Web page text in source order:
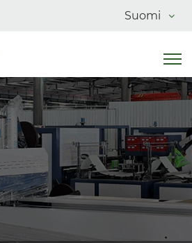
Suomi